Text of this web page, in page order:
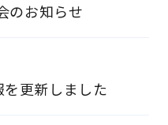
のお知らせ
更新しました